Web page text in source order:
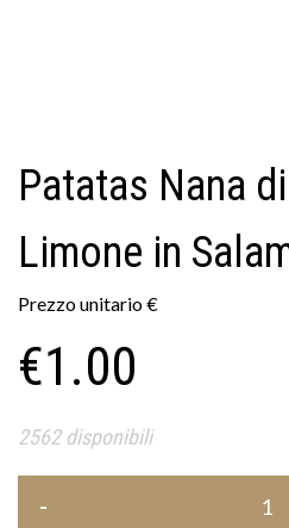
Patatas Nana
Limone in
Prezzo unitario€
€1.00
2562 disponibili